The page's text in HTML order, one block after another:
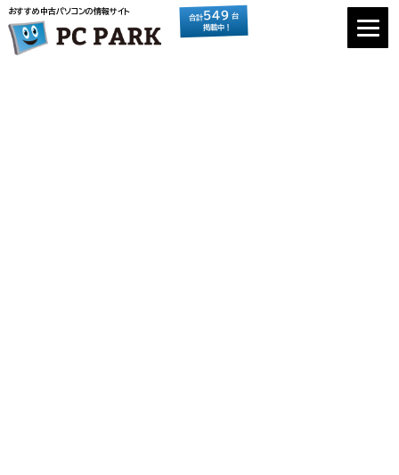
おすすめ中古パソコンの情報サイト
合計549 台
掲載中！